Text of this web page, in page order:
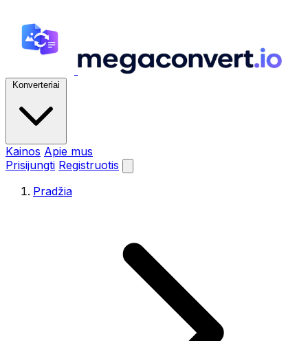
Konverteriai
Kainos Apie mus
Prisijungti Registruotis
Pradžia